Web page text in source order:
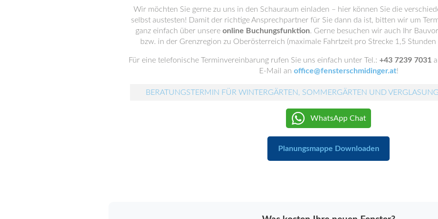
Wir möchten Sie gerne zu uns in den Schauraum einladen – hier können Sie die
selbst austesten! Damit der richtige Ansprechpartner für Sie dann da ist, bitten wir um
ganz einfach über unsere online Buchungsfunktion. Gerne besuchen wir auch Ihr
bzw. in der Grenzregion zu Oberösterreich (maximale Fahrtzeit pro Strecke 1,5
Für eine telefonische Terminvereinbarung rufen Sie uns einfach unter Tel.: +43 7239 7031
E-Mail an office@fensterschmidinger.at!
BERATUNGSTERMIN FÜR WINTERGÄRTEN, SOMMERGÄRTEN UND
WhatsApp Chat
Planungsmappe Downloaden